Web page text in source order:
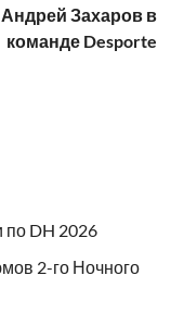
Андрей Захаров в
команде Desporte
по DH 2026
2-го Ночного